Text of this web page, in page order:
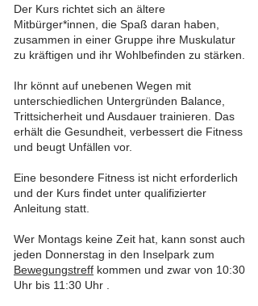
Der Kurs richtet sich an ältere
Mitbürger*innen, die Spaß daran haben,
zusammen in einer Gruppe ihre Muskulatur
zu kräftigen und ihr Wohlbefinden zu stärken.
Ihr könnt auf unebenen Wegen mit
unterschiedlichen Untergründen Balance,
Trittsicherheit und Ausdauer trainieren. Das
erhält die Gesundheit, verbessert die Fitness
und beugt Unfällen vor.
Eine besondere Fitness ist nicht erforderlich
und der Kurs findet unter qualifizierter
Anleitung statt.
Wer Montags keine Zeit hat, kann sonst auch
jeden Donnerstag in den Inselpark zum
Bewegungstreff kommen und zwar von 10:30
Uhr bis 11:30 Uhr .